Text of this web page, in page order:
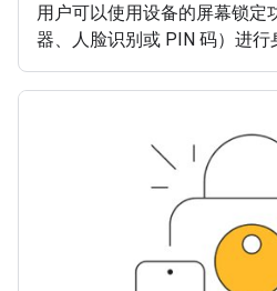
用户可以使用设备的屏幕锁定
器、人脸识别或 PIN 码）进行